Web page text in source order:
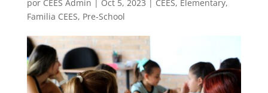
por CEES Admin | Oct 5, 2023 | CEES, Elementary,
Familia CEES, Pre-School